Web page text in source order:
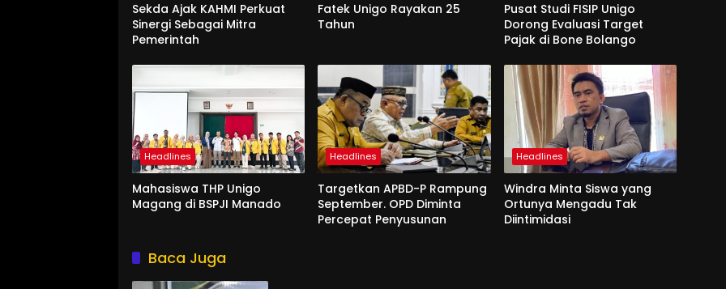
Sekda Ajak KAHMI Perkuat
Sinergi Sebagai Mitra
Pemerintah
Fatek Unigo Rayakan 25
Tahun
Pusat Studi FISIP Unigo
Dorong Evaluasi Target
Pajak di Bone Bolango
Headlines
Mahasiswa THP Unigo
Magang di BSPJI Manado
Headlines
Targetkan APBD-P Rampung
September. OPD Diminta
Percepat Penyusunan
Headlines
Windra Minta Siswa yang
Ortunya Mengadu Tak
Diintimidasi
Baca Juga